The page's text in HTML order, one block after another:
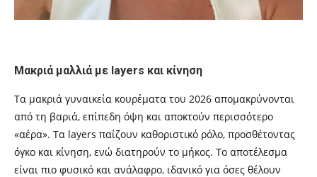
Μακριά μαλλιά με layers και κίνηση
Τα μακριά γυναικεία κουρέματα του 2026 απομακρύνονται
από τη βαριά, επίπεδη όψη και αποκτούν περισσότερο
«αέρα». Τα layers παίζουν καθοριστικό ρόλο, προσθέτοντας
όγκο και κίνηση, ενώ διατηρούν το μήκος. Το αποτέλεσμα
είναι πιο φυσικό και ανάλαφρο, ιδανικό για όσες θέλουν